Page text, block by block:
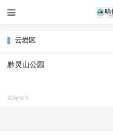
云岩区
黔灵山公园
阅读(67)